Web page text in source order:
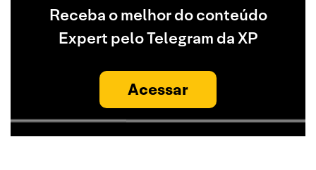
Receba o melhor do conteúdo
Expert pelo Telegram da XP
Acessar